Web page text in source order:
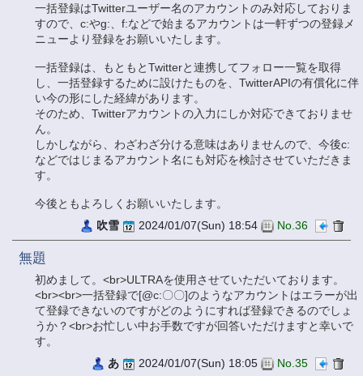
一括登録はTwitterユーザー名のアカウントのみ対応しておりま
すので、c:やg:、f:などで始まるアカウントは一軒ずつの登録メ
ニューより登録をお願いいたします。
一括登録は、もともとTwitterと連携してフォロー一覧を取得
し、一括登録するために設けたものを、TwitterAPIの有償化に伴
い今の形にした経緯があります。
そのため、Twitterアカウントの入力にしか対応できておりませ
ん。
しかしながら、わざわざ分ける意味はありませんので、今後c:
などではじまるアカウント名にも対応を検討させていただきま
す。
今後ともよろしくお願いいたします。
吹雪
2024/01/07(Sun) 18:54 No.36
無題
初めまして。<br>ULTRAを使用させていただいております。
<br><br>一括登録で[@c:〇〇]のようなアカウントはエラーが出
て登録できないのですがどのようにすれば登録できるのでしょ
うか？<br>お忙しい中お手数ですが回答いただけますと幸いで
す。
あ
2024/01/07(Sun) 18:05 No.35